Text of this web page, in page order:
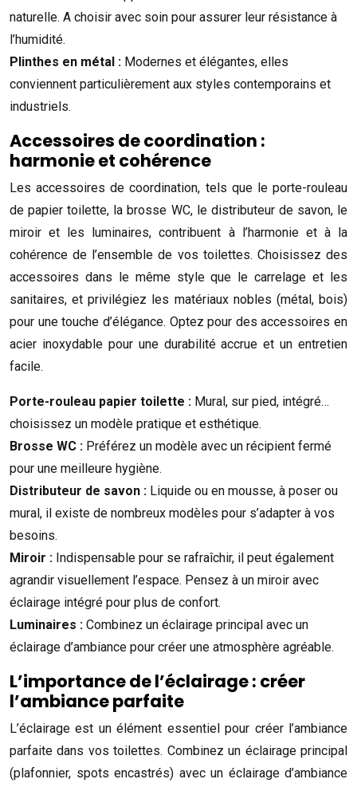
naturelle. A choisir avec soin pour assurer leur résistance à
l’humidité.
Plinthes en métal : Modernes et élégantes, elles
conviennent particulièrement aux styles contemporains et
industriels.
Accessoires de coordination :
harmonie et cohérence
Les accessoires de coordination, tels que le porte-rouleau
de papier toilette, la brosse WC, le distributeur de savon, le
miroir et les luminaires, contribuent à l’harmonie et à la
cohérence de l’ensemble de vos toilettes. Choisissez des
accessoires dans le même style que le carrelage et les
sanitaires, et privilégiez les matériaux nobles (métal, bois)
pour une touche d’élégance. Optez pour des accessoires en
acier inoxydable pour une durabilité accrue et un entretien
facile.
Porte-rouleau papier toilette : Mural, sur pied, intégré…
choisissez un modèle pratique et esthétique.
Brosse WC : Préférez un modèle avec un récipient fermé
pour une meilleure hygiène.
Distributeur de savon : Liquide ou en mousse, à poser ou
mural, il existe de nombreux modèles pour s’adapter à vos
besoins.
Miroir : Indispensable pour se rafraîchir, il peut également
agrandir visuellement l’espace. Pensez à un miroir avec
éclairage intégré pour plus de confort.
Luminaires : Combinez un éclairage principal avec un
éclairage d’ambiance pour créer une atmosphère agréable.
L’importance de l’éclairage : créer
l’ambiance parfaite
L’éclairage est un élément essentiel pour créer l’ambiance
parfaite dans vos toilettes. Combinez un éclairage principal
(plafonnier, spots encastrés) avec un éclairage d’ambiance